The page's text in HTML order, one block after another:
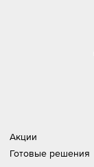
Акции
Готовые решения